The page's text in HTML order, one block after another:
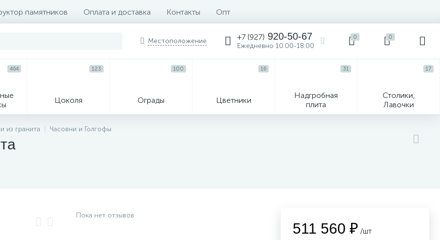
памятников Оплата и доставка Контакты Опт
Местоположение +7 (927) 920-50-67
Ежедневно 10:00-18:00
0 0
464
Цоколя
123
Ограды
100
Цветники
16
Надгробная
плита
31
Столики,
Лавочки
17
из гранита Часовни и Голгофы
Пока нет отзывов
511 560 ₽ /шт